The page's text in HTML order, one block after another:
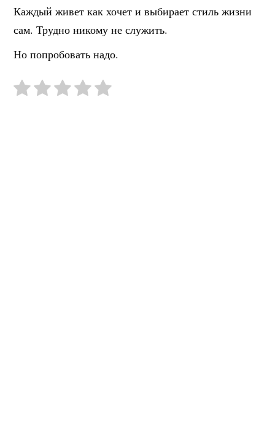
Каждый живет как хочет и выбирает стиль жизни
сам. Трудно никому не служить.
Но попробовать надо.